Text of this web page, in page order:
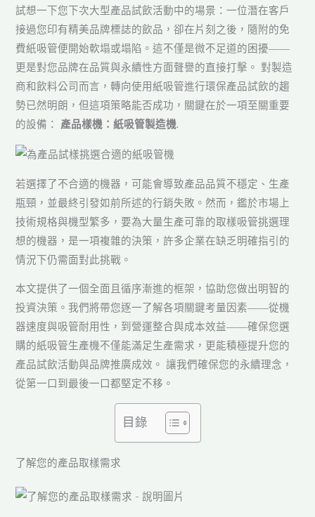
試想一下您下次大型產品試飲活動中的場景：一位潛在客戶
接過您印有精美品牌標誌的飲品，卻在片刻之後，隨附的免
費紙吸管便開始軟塌或塌陷。這不僅是微不足道的困擾——
更是對您品牌在品質與永續性方面聲譽的直接打擊。 對製造
商和飲料公司而言，轉向使用紙吸管進行環保產品試飲的趨
勢已然明朗，但這項策略能否成功，關鍵在於一項至關重要
的設備： 產品樣機：紙吸管製造機.
若選擇了不合適的機器，可能會導致產品品質不穩定、生產
瓶頸，並最終引發如前所述的行銷失敗。然而，鑑於市場上
技術規格與機型繁多，要為大量生產可靠的取樣吸管挑選理
想的機器，是一項複雜的決策，許多企業在缺乏明確指引的
情況下仍需面對此挑戰。
本文提供了一個全面且循序漸進的框架，協助您做出明智的
投資決策。我們將帶您逐一了解各項關鍵考量因素——從機
器速度與吸管耐用性，到營運整合與成本效益——確保您選
購的紙吸管生產機不僅能滿足生產需求，更能積極提升您的
產品試飲活動與品牌推廣成效。 讓我們確保您的永續理念，
從第一口到最後一口都堅定不移。
目錄
了解您的產品取樣需求